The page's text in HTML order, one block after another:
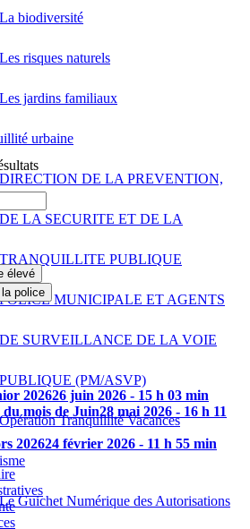
La biodiversité
Les risques naturels
Les jardins familiaux
urbaine
DIRECTION DE LA PREVENTION,
DE LA SECURITE ET DE LA
TRANQUILLITE PUBLIQUE
POLICE MUNICIPALE ET AGENTS
DE SURVEILLANCE DE LA VOIE
PUBLIQUE (PM/ASVP)
Opération Tranquillité Vacances
Le Guichet Numérique des Autorisations
élevé
police
202626 juin 2026 - 15 h 03 min
mois de Juin28 mai 2026 - 16 h 11
202624 février 2026 - 11 h 55 min